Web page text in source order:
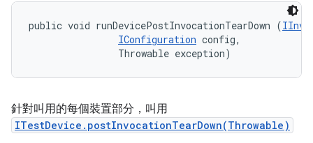
public void runDevicePostInvocationTearDown (
IConfiguration config,
                Throwable exception)
針對叫用的每個裝置部分，叫用
ITestDevice.postInvocationTearDown(Throwable)